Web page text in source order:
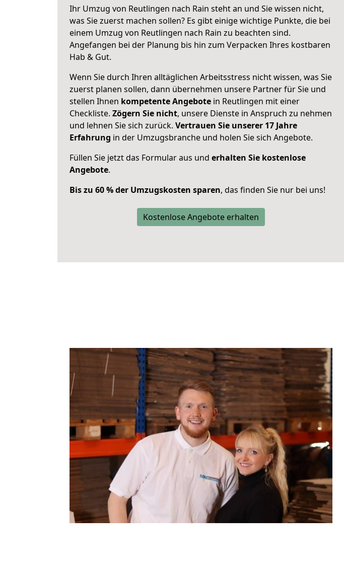
Ihr Umzug von Reutlingen nach Rain steht an und Sie wissen nicht,
was Sie zuerst machen sollen? Es gibt einige wichtige Punkte, die bei
einem Umzug von Reutlingen nach Rain zu beachten sind.
Angefangen bei der Planung bis hin zum Verpacken Ihres kostbaren
Hab & Gut.
Wenn Sie durch Ihren alltäglichen Arbeitsstress nicht wissen, was Sie
zuerst planen sollen, dann übernehmen unsere Partner für Sie und
stellen Ihnen kompetente Angebote in Reutlingen mit einer
Checkliste. Zögern Sie nicht, unsere Dienste in Anspruch zu nehmen
und lehnen Sie sich zurück. Vertrauen Sie unserer 17 Jahre
Erfahrung in der Umzugsbranche und holen Sie sich Angebote.
Füllen Sie jetzt das Formular aus und erhalten Sie kostenlose
Angebote.
Bis zu 60 % der Umzugskosten sparen, das finden Sie nur bei uns!
Kostenlose Angebote erhalten